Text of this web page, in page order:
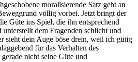
moralisierende Satz geht an
völlig vorbei. Jetzt bringt der
Güte ins Spiel, die ihn entsprechend
unterstellt dem Fragenden schlicht und
sieht dein Auge böse drein, weil ich gütig
für das Verhalten des
nicht seine Güte und